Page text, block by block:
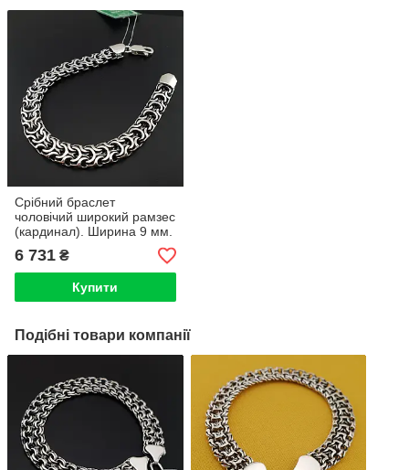
Срібний браслет
чоловічий широкий рамзес
(кардинал). Ширина 9 мм.
6 731 ₴
Купити
Подібні товари компанії